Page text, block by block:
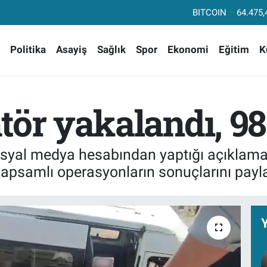
BITCOIN
EURO
BİST100
Politika Asayiş Sağlık Spor Ekonomi Eğitim
yakalandı,
medya hesabından yaptığı
operasyonların sonuçlarını